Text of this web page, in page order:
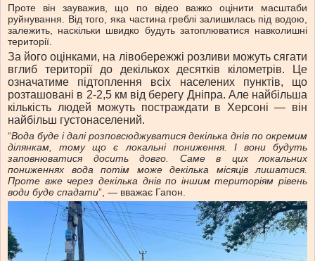
Проте він зауважив, що по відео важко оцінити масштаби
руйнування. Від того, яка частина греблі залишилась під водою,
залежить, наскільки швидко будуть затоплюватися навколишні
території.
За його оцінками, на лівобережжі розливи можуть сягати
вглиб території до декількох десятків кілометрів. Це
означатиме підтоплення всіх населених пунктів, що
розташовані в 2-2,5 км від берегу Дніпра. Але найбільша
кількість людей можуть постраждати в Херсоні — він
найбільш густонаселений.
“Вода буде і далі розповсюджуватися декілька днів по окремим
ділянкам, тому що є локальні пониження. І вони будуть
заповнюватися досить довго. Саме в цих локальних
пониженнях вода потім може декілька місяців лишатися.
Проте вже через декілька днів по іншим територіям рівень
води буде спадати”, — вважає Гапон.